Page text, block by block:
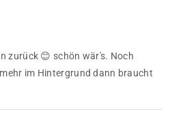
zurück 😊 schön wär's. Noch
im Hintergrund dann braucht